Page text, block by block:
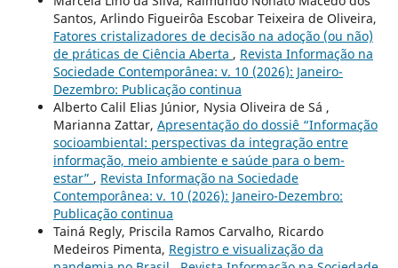
Santos, Arlindo Figueirôa Escobar Teixeira de Oliveira,
Fatores cristalizadores de decisão na adoção (ou não)
de práticas de Ciência Aberta , Revista Informação na
Sociedade Contemporânea: v. 10 (2026): Janeiro-
Dezembro: Publicação continua
Alberto Calil Elias Júnior, Nysia Oliveira de Sá ,
Marianna Zattar, Apresentação do dossiê “Informação
socioambiental: perspectivas da integração entre
informação, meio ambiente e saúde para o bem-
estar” , Revista Informação na Sociedade
Contemporânea: v. 10 (2026): Janeiro-Dezembro:
Publicação continua
Tainá Regly, Priscila Ramos Carvalho, Ricardo
Medeiros Pimenta, Registro e visualização da